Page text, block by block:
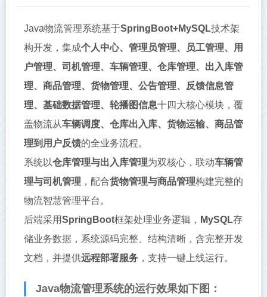
Java物流管理系统基于‌SpringBoot+MySQL‌技术架
构开发，集成‌个人中心、管理员管理、员工管理、用
户管理、司机管理、车辆管理、仓库管理、出入库管
理、商品管理、货物管理、公告管理、反馈信息管
理、基础数据管理、轮播图信息‌十四大核心模块，覆
盖物流从‌车辆调度、仓库出入库、货物运输、商品管
理到用户反馈‌的全业务流程。
系统以‌仓库管理与出入库管理‌为双核心，联动‌车辆管
理与司机管理 ‌，配合‌货物管理与商品管理‌构建完整的
物流智慧管理平台。
后端采用‌SpringBoot‌框架处理业务逻辑，‌ MySQL‌存
储业务数据，系统源码完整、结构清晰，含完整开发
文档，并提供‌远程部署服务 ‌，支持一键上线运行。
Java物流管理系统的运行效果如下图：